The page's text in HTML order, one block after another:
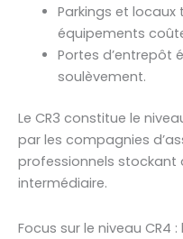
Parkings et
équipements
Portes d’entrepôt
soulèvement.
Le CR3 constitue le
par les compagnies
professionnels stockant
intermédiaire.
Focus sur le niveau CR4